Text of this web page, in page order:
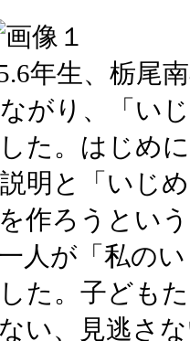
年生、栃尾
がり、「い
た。はじめ
明と「いじ
作ろうとい
人が「私の
た。子ども
い、見逃さ